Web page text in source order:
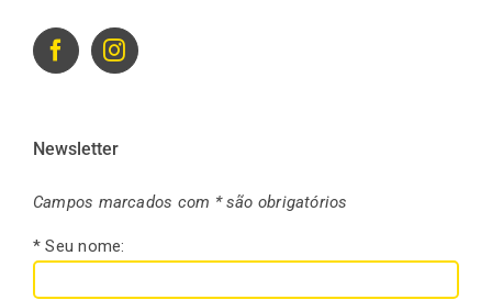
Newsletter
Campos marcados com * são obrigatórios
* Seu nome: